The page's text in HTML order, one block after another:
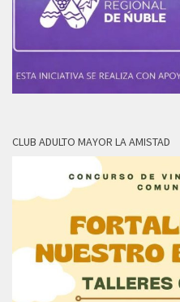
CLUB ADULTO MAYOR LA AMISTAD